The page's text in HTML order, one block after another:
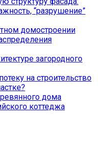
“разрушение”
домостроении
загородного
на строительство
дома
коттеджа